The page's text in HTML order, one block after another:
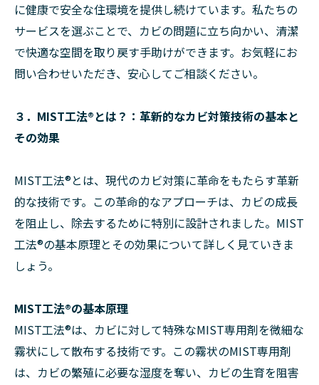
に健康で安全な住環境を提供し続けています。私たちの
サービスを選ぶことで、カビの問題に立ち向かい、清潔
で快適な空間を取り戻す手助けができます。お気軽にお
問い合わせいただき、安心してご相談ください。
３．MIST工法®とは？：革新的なカビ対策技術の基本と
その効果
MIST工法®とは、現代のカビ対策に革命をもたらす革新
的な技術です。この革命的なアプローチは、カビの成長
を阻止し、除去するために特別に設計されました。MIST
工法®の基本原理とその効果について詳しく見ていきま
しょう。
MIST工法®の基本原理
MIST工法®は、カビに対して特殊なMIST専用剤を微細な
霧状にして散布する技術です。この霧状のMIST専用剤
は、カビの繁殖に必要な湿度を奪い、カビの生育を阻害